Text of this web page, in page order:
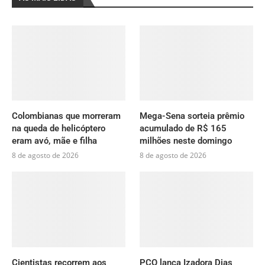
Colombianas que morreram
na queda de helicóptero
eram avó, mãe e filha
8 de agosto de 2026
Mega-Sena sorteia prêmio
acumulado de R$ 165
milhões neste domingo
8 de agosto de 2026
Cientistas recorrem aos PCO lança Izadora Dias